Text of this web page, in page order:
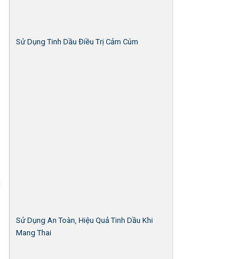
Sử Dụng Tinh Dầu Điều Trị Cảm Cúm
Sử Dụng An Toàn, Hiệu Quả Tinh Dầu Khi
Mang Thai